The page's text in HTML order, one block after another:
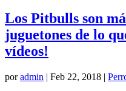
Los Pitbulls son
juguetones de lo
vídeos!
poradmin | Feb 22, 2018 |